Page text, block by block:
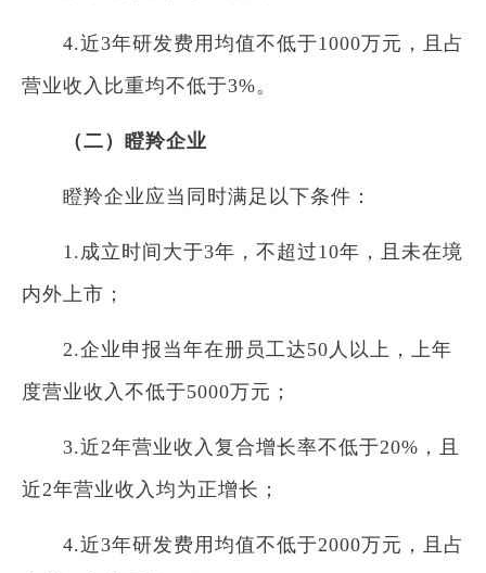
4.近3年研发费用均值不低于1000万元，且占
营业收入比重均不低于3%。
（二）瞪羚企业
瞪羚企业应当同时满足以下条件：
1.成立时间大于3年，不超过10年，且未在境
内外上市；
2.企业申报当年在册员工达50人以上，上年
度营业收入不低于5000万元；
3.近2年营业收入复合增长率不低于20%，且
近2年营业收入均为正增长；
4.近3年研发费用均值不低于2000万元，且占